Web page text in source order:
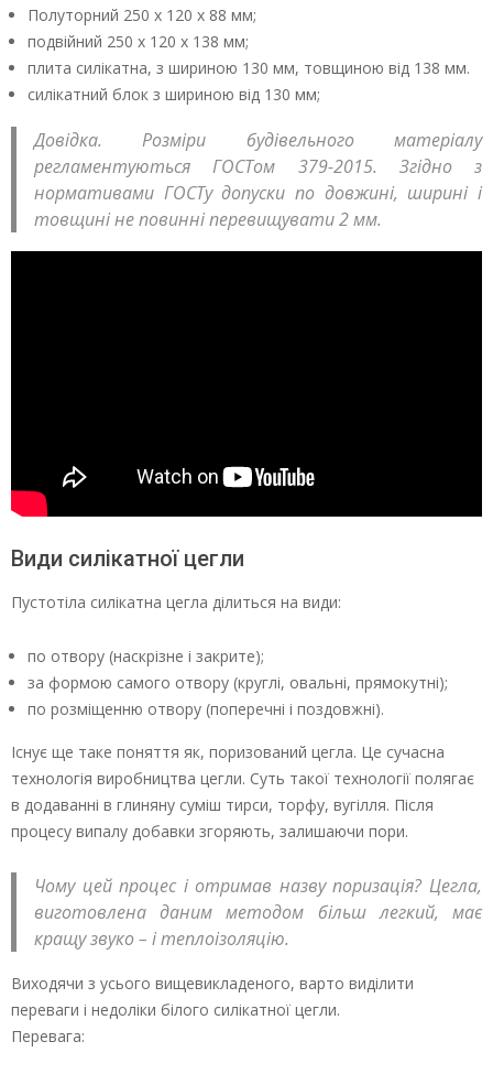
Полуторний 250 х 120 х 88 мм;
подвійний 250 х 120 х 138 мм;
плита силікатна, з шириною 130 мм, товщиною від 138 мм.
силікатний блок з шириною від 130 мм;
Довідка. Розміри будівельного матеріалу
регламентуються ГОСТом 379-2015. Згідно з
нормативами ГОСТу допуски по довжині, ширині і
товщині не повинні перевищувати 2 мм.
Види силікатної цегли
Пустотіла силікатна цегла ділиться на види:
по отвору (наскрізне і закрите);
за формою самого отвору (круглі, овальні, прямокутні);
по розміщенню отвору (поперечні і поздовжні).
Існує ще таке поняття як, поризований цегла. Це сучасна
технологія виробництва цегли. Суть такої технології полягає
в додаванні в глиняну суміш тирси, торфу, вугілля. Після
процесу випалу добавки згоряють, залишаючи пори.
Чому цей процес і отримав назву поризація? Цегла,
виготовлена даним методом більш легкий, має
кращу звуко – і теплоізоляцію.
Виходячи з усього вищевикладеного, варто виділити
переваги і недоліки білого силікатної цегли.
Перевага: